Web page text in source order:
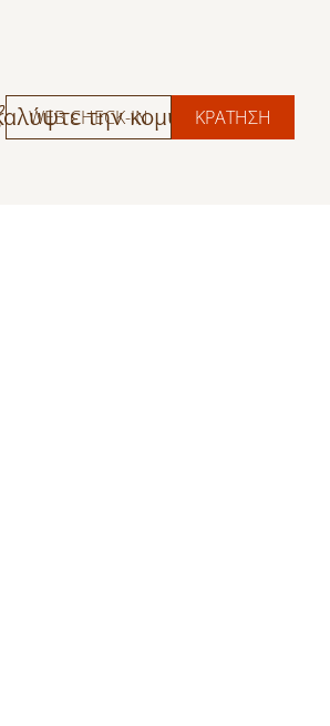
WEB CHECK-IN ΚΡΑΤΗΣΗ
την κομψή άνεση